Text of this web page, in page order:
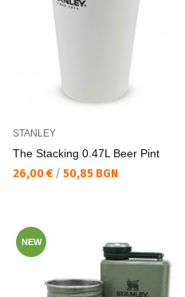
STANLEY
The Stacking 0.47L Beer Pint
Текуща цена:
26,00 € / 50,85 BGN
NEW